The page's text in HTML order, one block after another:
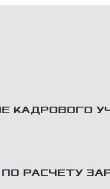
КАДРОВОГО
ПО РАСЧЕТУ